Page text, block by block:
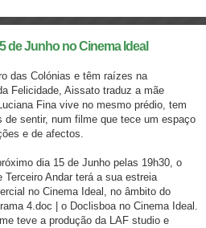
de Junho no Cinema Ideal
das Colónias e têm raízes na
Felicidade, Aissato traduz a mãe
Fina vive no mesmo prédio, tem
sentir, num filme que tece um espaço
e de afectos.
dia 15 de Junho pelas 19h30​, o
Terceiro Andar terá a sua estreia
no Cinema Ideal, no âmbito do
4.doc | o Doclisboa no Cinema Ideal​.
teve a produção da LAF studio e